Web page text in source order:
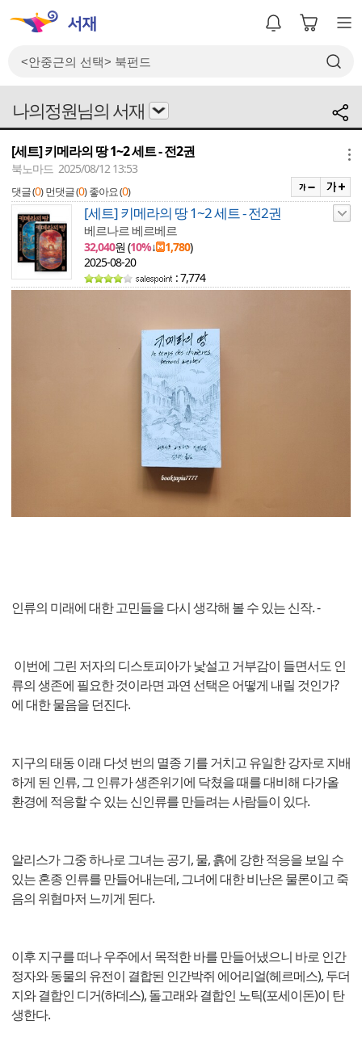
나의정원님의 서재
[세트] 키메라의 땅 1~2 세트 - 전2권
북노마드 2025/08/12 13:53
댓글 (0) 먼댓글 (0) 좋아요 (0)
[세트] 키메라의 땅 1~2 세트 - 전2권
베르나르 베르베르
32,040원 (10%↓ 1,780)
2025-08-20
: 7,774
인류의 미래에 대한 고민들을 다시 생각해 볼 수 있는 신작. -
이번에 그린 저자의 디스토피아가 낯설고 거부감이 들면서도 인
류의 생존에 필요한 것이라면 과연 선택은 어떻게 내릴 것인가?
에 대한 물음을 던진다.
지구의 태동 이래 다섯 번의 멸종 기를 거치고 유일한 강자로 지배
하게 된 인류, 그 인류가 생존위기에 닥쳤을 때를 대비해 다가올
환경에 적응할 수 있는 신인류를 만들려는 사람들이 있다.
알리스가 그중 하나로 그녀는 공기, 물, 흙에 강한 적응을 보일 수
있는 혼종 인류를 만들어내는데, 그녀에 대한 비난은 물론이고 죽
음의 위협마저 느끼게 된다.
이후 지구를 떠나 우주에서 목적한 바를 만들어냈으니 바로 인간
정자와 동물의 유전이 결합된 인간박쥐 에어리얼(헤르메스), 두더
지와 결합인 디거(하데스), 돌고래와 결합인 노틱(포세이돈)이 탄
생한다.